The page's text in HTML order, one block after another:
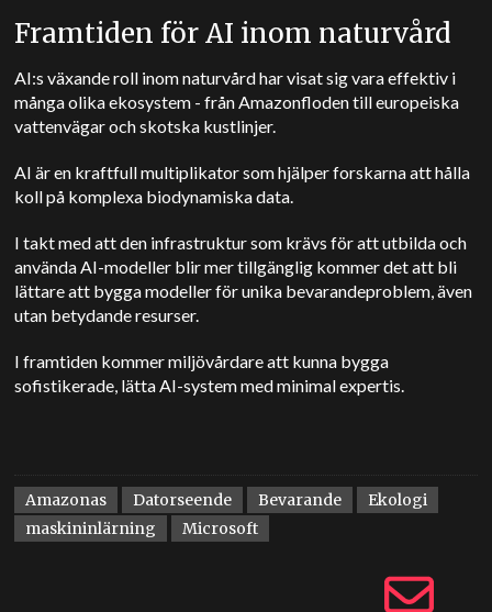
Framtiden för AI inom naturvård
AI:s växande roll inom naturvård har visat sig vara effektiv i
många olika ekosystem - från Amazonfloden till europeiska
vattenvägar och skotska kustlinjer.
AI är en kraftfull multiplikator som hjälper forskarna att hålla
koll på komplexa biodynamiska data.
I takt med att den infrastruktur som krävs för att utbilda och
använda AI-modeller blir mer tillgänglig kommer det att bli
lättare att bygga modeller för unika bevarandeproblem, även
utan betydande resurser.
I framtiden kommer miljövårdare att kunna bygga
sofistikerade, lätta AI-system med minimal expertis.
Amazonas Datorseende Bevarande
Ekologi
maskininlärning
Microsoft